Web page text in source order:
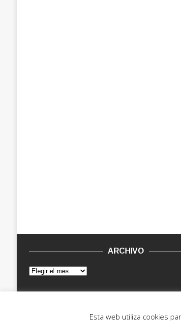
ARCHIVO
Esta web utiliza cookies